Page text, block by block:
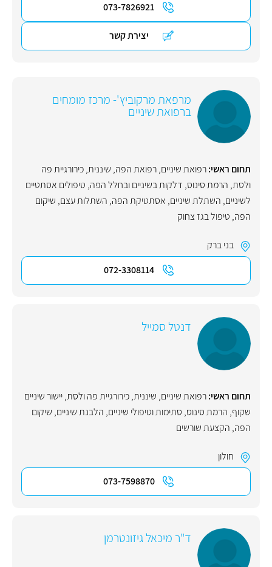
073-7826921
יצירת קשר
מרפאת מרקוביץ'- מרכז מומחים
ברפואת שיניים
תחום ראשי:רפואת שיניים,רפואת הפה, שיננית,כירורגיית פה
ולסת, הרמת סינוס, דלקות בשיניים ובחלל הפה, טיפולים אסתטיים
לשיניים, השתלת שיניים, אסתטיקת הפה, השתלות עצם, שיקום
הפה, טיפול בגז צחוק
בני ברק
072-3308114
דנטל סמייל
תחום ראשי:רפואת שיניים, שיננית,כירורגיית פה ולסת,יישור שיניים
שקוף, הרמת סינוס, סתימות וטיפולי שיניים, הלבנת שיניים, שיקום
הפה, הקצעת שורשים
חולון
073-7598870
ד"ר מיכאל גיזונטרמן